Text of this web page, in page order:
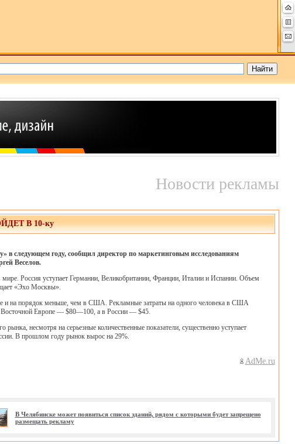
Новости рекламы
В 10-ку
в следующем году, сообщил директор по маркетинговым исследованиям
Веселов.
Россия уступает Германии, Великобритании, Франции, Италии и Испании. Объем
«Эхо Москвы».
и на порядок меньше, чем в США. Рекламные затраты на одного человека в США
Европе — $80—100, а в России — $45.
несмотря на серьезные количественные показатели, существенно уступает
В прошлом году рынок вырос на 29%.
AdMe.ru
В Челябинске может появиться список зданий, рядом с которыми будет запрещено
размещать рекламу